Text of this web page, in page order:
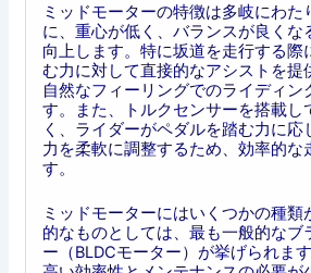
ミッドモーターの特徴は多岐にわた
に、重心が低く、バランスが良くな
向上します。特に坂道を走行する際
む力に対して直接的なアシストを提
自然なフィーリングでのライディン
す。また、トルクセンサーを搭載し
く、ライダーがペダルを踏む力に応
力を柔軟に調整するため、効率的な
す。
ミッドモーターにはいくつかの種類
的なものとしては、最も一般的なブ
ー（BLDCモーター）が挙げられま